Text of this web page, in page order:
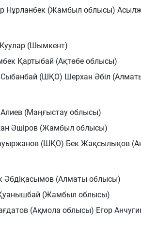
Нұрланбек (Жамбыл облысы)
(Шымкент)
Қартыбай (Ақтөбе облысы)
Сыбанбай (ШҚО) Шерхан Әбіл
(Маңғыстау облысы)
Әшіров (Жамбыл облысы)
(ШҚО) Бек Жақсылықов
Әбдіқасымов (Алматы облысы)
(Жамбыл облысы)
(Ақмола облысы) Егор